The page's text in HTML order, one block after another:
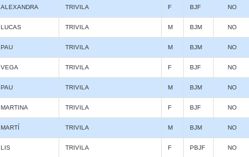
ALEXANDRA TRIVILA F BJF NO
LUCAS TRIVILA M BJM NO
PAU TRIVILA M BJM NO
VEGA TRIVILA F BJF NO
PAU TRIVILA M BJM NO
MARTINA TRIVILA F BJF NO
MARTÍ TRIVILA M BJM NO
LIS TRIVILA F PBJF NO